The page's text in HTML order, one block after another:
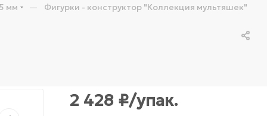
мм — Фигурки - конструктор "Коллекция мультяшек"
2 428 ₽/упак.